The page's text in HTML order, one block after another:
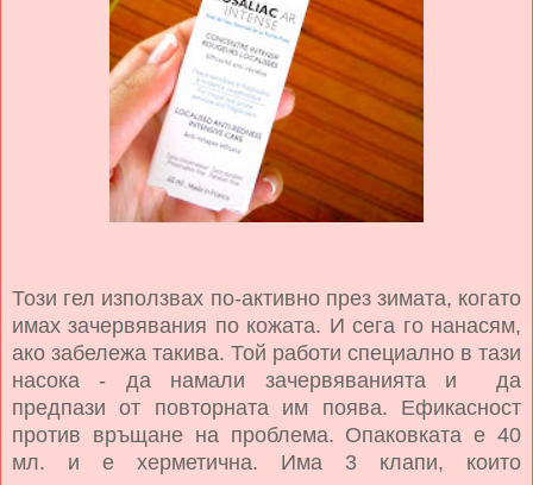
Този гел използвах по-активно през зимата, когато
имах зачервявания по кожата. И сега го нанасям,
ако забележа такива. Той работи специално в тази
насока - да намали зачервяванията и да
предпази от повторната им поява. Ефикасност
против връщане на проблема. Опаковката е 40
мл. и е херметична. Има 3 клапи, които